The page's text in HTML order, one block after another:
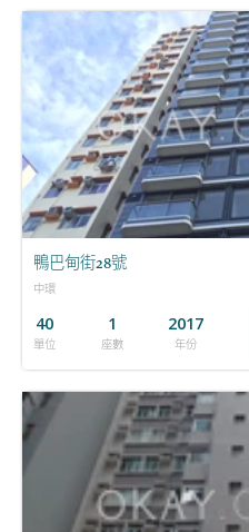
鴨巴甸街28號
中環
40
單位
1
座數
2017
年份